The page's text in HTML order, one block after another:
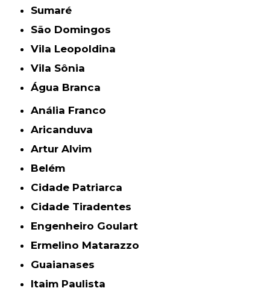
Sumaré
São Domingos
Vila Leopoldina
Vila Sônia
Água Branca
Anália Franco
Aricanduva
Artur Alvim
Belém
Cidade Patriarca
Cidade Tiradentes
Engenheiro Goulart
Ermelino Matarazzo
Guaianases
Itaim Paulista